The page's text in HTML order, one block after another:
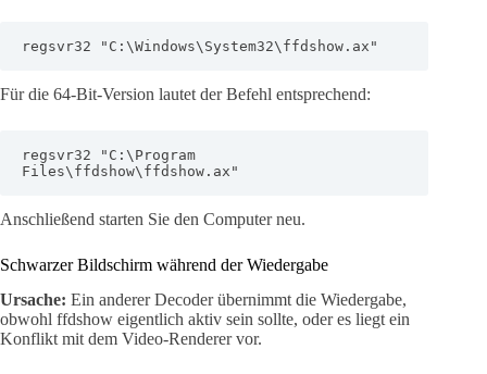
regsvr32 "C:\Windows\System32\ffdshow.ax"
Für die 64-Bit-Version lautet der Befehl entsprechend:
regsvr32 "C:\Program
Files\ffdshow\ffdshow.ax"
Anschließend starten Sie den Computer neu.
Schwarzer Bildschirm während der Wiedergabe
Ursache: Ein anderer Decoder übernimmt die Wiedergabe,
obwohl ffdshow eigentlich aktiv sein sollte, oder es liegt ein
Konflikt mit dem Video-Renderer vor.